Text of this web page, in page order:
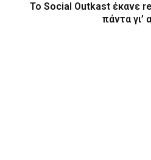
Το Social Outkast έκανε
πάντα γι’